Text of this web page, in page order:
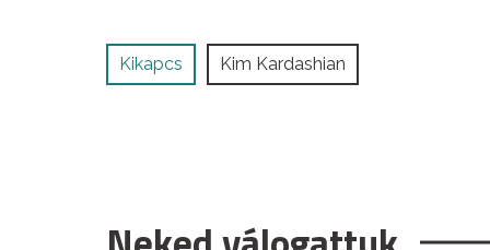
Kikapcs Kim Kardashian